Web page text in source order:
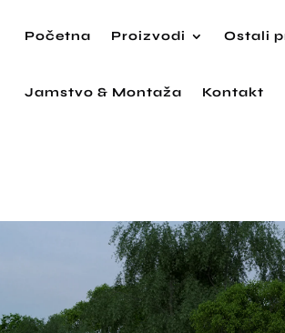
Početna Proizvodi Ostali
Jamstvo & Montaža Kontakt